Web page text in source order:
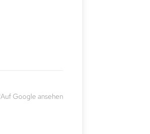
Auf Google ansehen